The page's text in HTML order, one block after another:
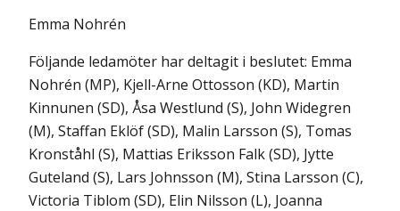
Emma Nohrén
Följande ledamöter har deltagit i beslutet: Emma
Nohrén (MP), Kjell-Arne Ottosson (KD), Martin
Kinnunen (SD), Åsa Westlund (S), John Widegren
(M), Staffan Eklöf (SD), Malin Larsson (S), Tomas
Kronståhl (S), Mattias Eriksson Falk (SD), Jytte
Guteland (S), Lars Johnsson (M), Stina Larsson (C),
Victoria Tiblom (SD), Elin Nilsson (L), Joanna